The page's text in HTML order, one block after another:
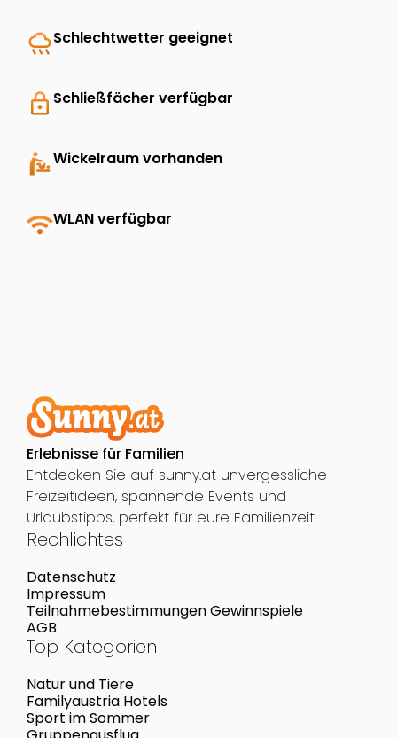
rainySchlechtwetter geeignet
lock Schließfächer verfügbar
baby_changing_stationWickelraum vorhanden
wifiWLAN verfügbar
Erlebnisse für Familien
Entdecken Sie auf sunny.at unvergessliche
Freizeitideen, spannende Events und
Urlaubstipps, perfekt für eure Familienzeit.
Rechlichtes
Datenschutz
Impressum
Teilnahmebestimmungen Gewinnspiele
AGB
Top Kategorien
Natur und Tiere
Familyaustria Hotels
Sport im Sommer